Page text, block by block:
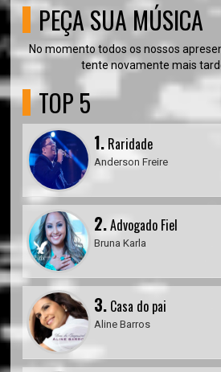
PEÇA SUA MÚSICA
No momento todos os nossos
tente novamente mais
TOP 5
1.Raridade
Anderson Freire
2.Advogado Fiel
Bruna Karla
3. Casa do pai
Aline Barros